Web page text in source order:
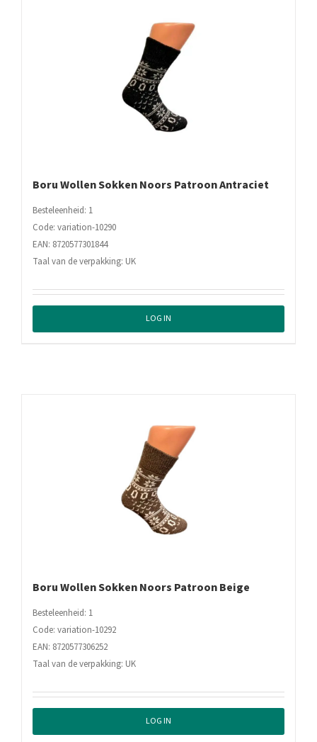
Boru Wollen Sokken Noors Patroon Antraciet
Besteleenheid: 1
Code: variation-10290
EAN: 8720577301844
Taal van de verpakking: UK
LOG IN
Boru Wollen Sokken Noors Patroon Beige
Besteleenheid: 1
Code: variation-10292
EAN: 8720577306252
Taal van de verpakking: UK
LOG IN